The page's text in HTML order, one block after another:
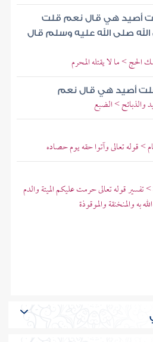
أصيد هي قال نعم قلت
صلى الله عليه وسلم قال
> ما لا يقتله المحرم
أصيد هي قال نعم
والذبائح > الضبع
> قوله تعالى وآتوا حقه يوم حصاده
> تفسير قوله تعالى حرمت عليكم الميتة والدم
به والمنخنقة والموقوذة